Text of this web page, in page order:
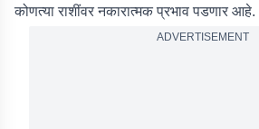
कोणत्या राशींवर नकारात्मक प्रभाव पडणार आहे.
ADVERTISEMENT